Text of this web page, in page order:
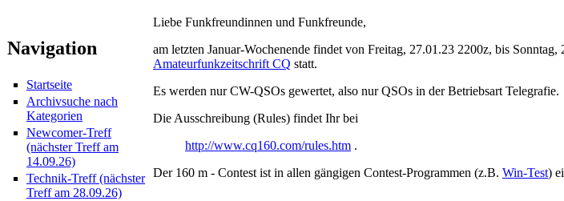
Navigation
Startseite
Archivsuche nach
Kategorien
Newcomer-Treff
(nächster Treff am
14.09.26)
Technik-Treff (nächster
Treff am 28.09.26)
Liebe Funkfreundinnen und Funkfreunde,
am letzten Januar-Wochenende findet von Freitag, 27.01.23 2200z, bis
Amateurfunkzeitschrift CQ statt.
Es werden nur CW-QSOs gewertet, also nur QSOs in der Betriebsart Telegrafie.
Die Ausschreibung (Rules) findet Ihr bei
http://www.cq160.com/rules.htm .
Der 160 m - Contest ist in allen gängigen Contest-Programmen (z.B. Win-Test)